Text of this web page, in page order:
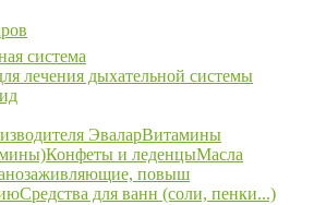
система
лечения дыхательной системы
ЭваларВитамины
Конфеты и леденцыМасла
повыш
Средства для ванн (соли, пенки...)